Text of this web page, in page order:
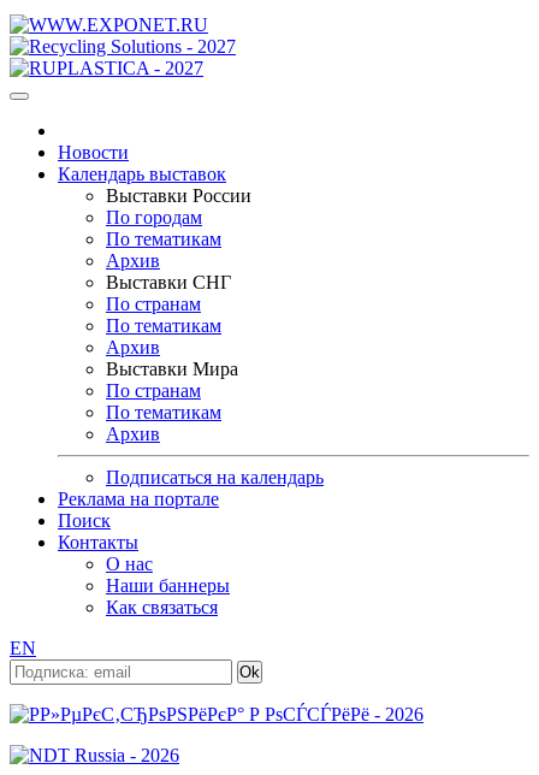
Новости
Календарь выставок
Выставки России
По городам
По тематикам
Архив
Выставки СНГ
По странам
По тематикам
Архив
Выставки Мира
По странам
По тематикам
Архив
Подписаться на календарь
Реклама на портале
Поиск
Контакты
О нас
Наши баннеры
Как связаться
EN